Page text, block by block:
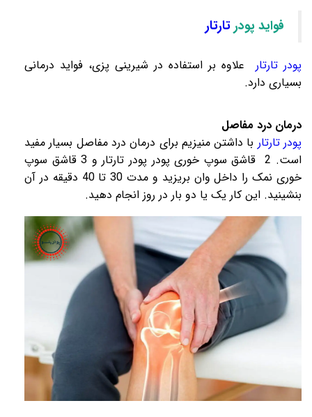
فواید پودرتارتار
پودر تارتار علاوه بر استفاده در شیرینی پزی، فواید درمانی
بسیاری دارد.
درمان درد مفاصل
پودر تارتار با داشتن منیزیم برای درمان درد مفاصل بسیار مفید
است. 2 قاشق سوپ خوری پودر پودر تارتار و 3 قاشق سوپ
خوری نمک را داخل وان بریزید و مدت 30 تا 40 دقیقه در آن
بنشینید. این کار یک یا دو بار در روز انجام دهید.